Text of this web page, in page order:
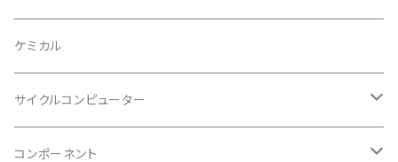
BAZOOKA/バズーカ
BBB/ビービービー
BELL/ベル
上下セット
グローブ
指切り
ソックス
フルフェイス
キッズ
ロード
グラベル
マウンテンバイク
ケミカル
サイクルコンピューター
ヘッドユニット
コンポーネント